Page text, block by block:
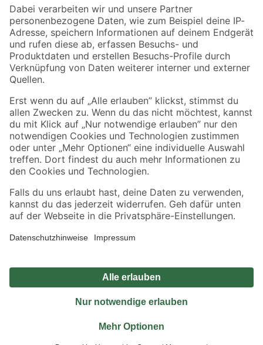
Zahlungsarten Versandarten
Sicher einkaufen
Jetzt die toom-App herunterladen
Alle Preisangaben in EUR inkl. gesetzl. MwSt.. Die dargestellten Angebote sind unter
Umständen nicht in allen Märkten verfügbar. Die angegebenen Verfügbarkeiten beziehen
Produkte nur solange der Vorrat reicht.
*Paketversand ab 59 € versandkostenfrei, gilt nicht für Artikel mit Speditionsversand, hier
Privatsphäre Impressum
Nutzungsbedingungen
Widerrufsrecht
Vertrag widerrufen
© 2026 toom Baumarkt GmbH